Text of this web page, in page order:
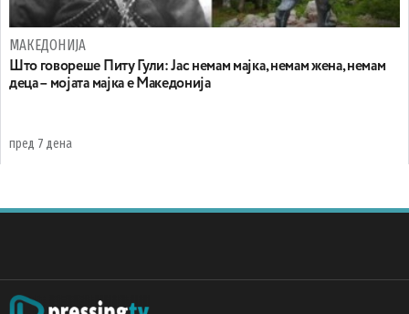
МАКЕДОНИЈА
Што говореше Питу Гули: Јас немам мајка, немам жена, немам
деца – мојата мајка е Македонија
пред 7 дена